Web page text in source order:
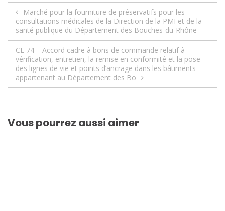
Navigation
de
l’article
Marché pour la fourniture de préservatifs pour les
consultations médicales de la Direction de la PMI et de la
santé publique du Département des Bouches-du-Rhône
CE 74 – Accord cadre à bons de commande relatif à
vérification, entretien, la remise en conformité et la pose
des lignes de vie et points d’ancrage dans les bâtiments
appartenant au Département des Bo
Vous pourrez aussi aimer